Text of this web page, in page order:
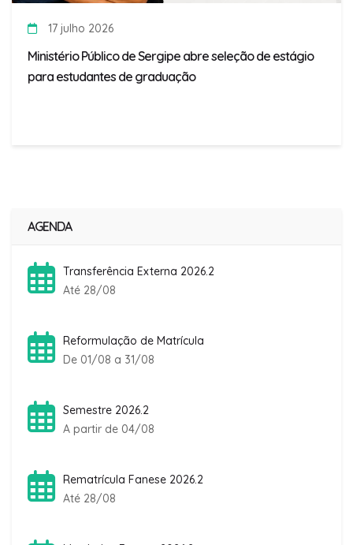
17 julho 2026
Ministério Público de Sergipe abre seleção de estágio
para estudantes de graduação
AGENDA
Transferência Externa 2026.2
Até 28/08
Reformulação de Matrícula
De 01/08 a 31/08
Semestre 2026.2
A partir de 04/08
Rematrícula Fanese 2026.2
Até 28/08